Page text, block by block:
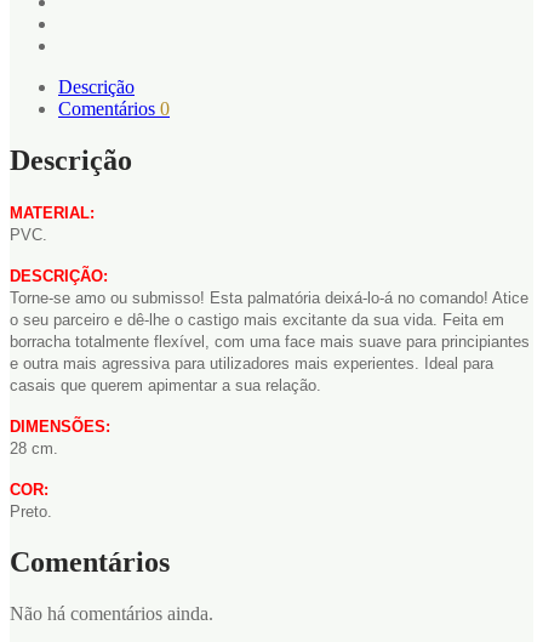
Descrição
Comentários 0
Descrição
MATERIAL:
PVC.
DESCRIÇÃO:
Torne-se amo ou submisso! Esta palmatória deixá-lo-á no comando! Atice
o seu parceiro e dê-lhe o castigo mais excitante da sua vida. Feita em
borracha totalmente flexível, com uma face mais suave para principiantes
e outra mais agressiva para utilizadores mais experientes. Ideal para
casais que querem apimentar a sua relação.
DIMENSÕES:
28 cm.
COR:
Preto.
Comentários
Não há comentários ainda.